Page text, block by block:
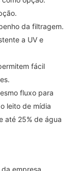
da filtragem.
a UV e
fácil
fluxo para
leito de mídia
até 25% de água